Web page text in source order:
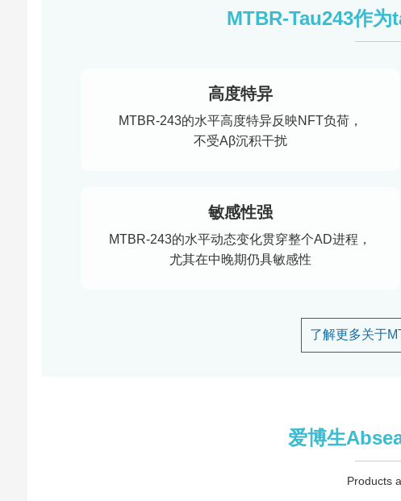
MTBR-Tau243作
高度特异
MTBR-243的水平高度特异反映NFT负荷，
不受Aβ沉积干扰
敏感性强
MTBR-243的水平动态变化贯穿整个AD进程，
尤其在中晚期仍具敏感性
了解更多关于
爱博生
Products